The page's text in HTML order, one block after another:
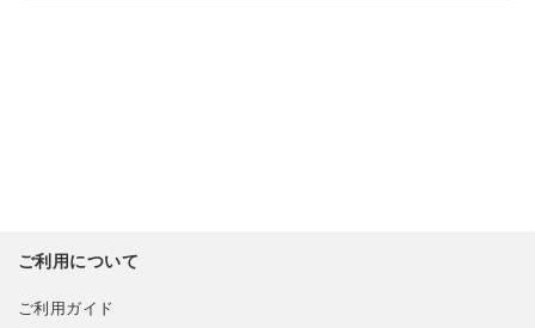
ご利用について
ご利用ガイド